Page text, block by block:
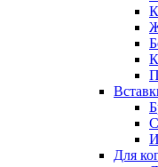
Для